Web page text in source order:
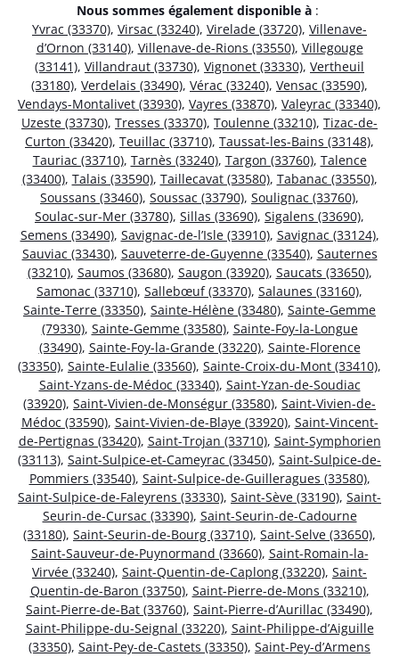
Nous sommes également disponible à :
Yvrac (33370), Virsac (33240), Virelade (33720), Villenave-
d’Ornon (33140), Villenave-de-Rions (33550), Villegouge
(33141), Villandraut (33730), Vignonet (33330), Vertheuil
(33180), Verdelais (33490), Vérac (33240), Vensac (33590),
Vendays-Montalivet (33930), Vayres (33870), Valeyrac (33340),
Uzeste (33730), Tresses (33370), Toulenne (33210), Tizac-de-
Curton (33420), Teuillac (33710), Taussat-les-Bains (33148),
Tauriac (33710), Tarnès (33240), Targon (33760), Talence
(33400), Talais (33590), Taillecavat (33580), Tabanac (33550),
Soussans (33460), Soussac (33790), Soulignac (33760),
Soulac-sur-Mer (33780), Sillas (33690), Sigalens (33690),
Semens (33490), Savignac-de-l’Isle (33910), Savignac (33124),
Sauviac (33430), Sauveterre-de-Guyenne (33540), Sauternes
(33210), Saumos (33680), Saugon (33920), Saucats (33650),
Samonac (33710), Sallebœuf (33370), Salaunes (33160),
Sainte-Terre (33350), Sainte-Hélène (33480), Sainte-Gemme
(79330), Sainte-Gemme (33580), Sainte-Foy-la-Longue
(33490), Sainte-Foy-la-Grande (33220), Sainte-Florence
(33350), Sainte-Eulalie (33560), Sainte-Croix-du-Mont (33410),
Saint-Yzans-de-Médoc (33340), Saint-Yzan-de-Soudiac
(33920), Saint-Vivien-de-Monségur (33580), Saint-Vivien-de-
Médoc (33590), Saint-Vivien-de-Blaye (33920), Saint-Vincent-
de-Pertignas (33420), Saint-Trojan (33710), Saint-Symphorien
(33113), Saint-Sulpice-et-Cameyrac (33450), Saint-Sulpice-de-
Pommiers (33540), Saint-Sulpice-de-Guilleragues (33580),
Saint-Sulpice-de-Faleyrens (33330), Saint-Sève (33190), Saint-
Seurin-de-Cursac (33390), Saint-Seurin-de-Cadourne
(33180), Saint-Seurin-de-Bourg (33710), Saint-Selve (33650),
Saint-Sauveur-de-Puynormand (33660), Saint-Romain-la-
Virvée (33240), Saint-Quentin-de-Caplong (33220), Saint-
Quentin-de-Baron (33750), Saint-Pierre-de-Mons (33210),
Saint-Pierre-de-Bat (33760), Saint-Pierre-d’Aurillac (33490),
Saint-Philippe-du-Seignal (33220), Saint-Philippe-d’Aiguille
(33350), Saint-Pey-de-Castets (33350), Saint-Pey-d’Armens